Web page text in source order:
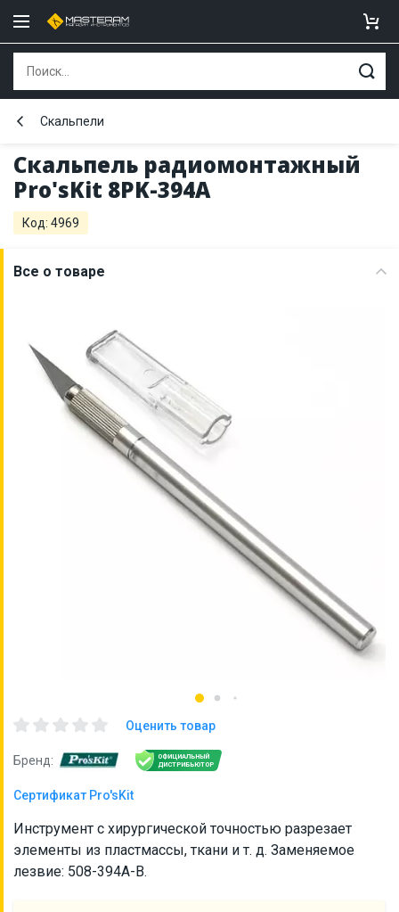
Скальпель радиомонтажный
Pro'sKit 8PK-394A
Скальпели
Код: 4969
Все о товаре
Оценить товар
Бренд:
ОФИЦИАЛЬНЫЙ
ДИСТРИБЬЮТОР
Сертификат Pro'sKit
Инструмент с хирургической точностью разрезает
элементы из пластмассы, ткани и т. д. Заменяемое
лезвие: 508-394A-B.